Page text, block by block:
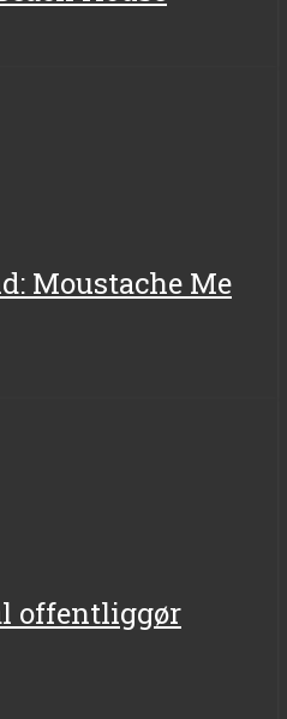
Moustache Me
offentliggør